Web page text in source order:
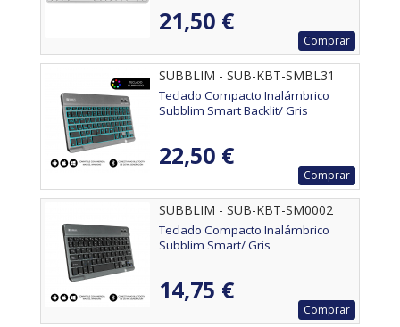
21,50 €
Comprar
SUBBLIM - SUB-KBT-SMBL31
Teclado Compacto Inalámbrico
Subblim Smart Backlit/ Gris
22,50 €
Comprar
SUBBLIM - SUB-KBT-SM0002
Teclado Compacto Inalámbrico
Subblim Smart/ Gris
14,75 €
Comprar